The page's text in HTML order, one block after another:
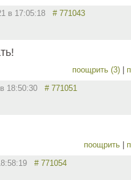
в 17:05:18 # 771043
поощрить (3)
18:50:30 # 771051
поощрить
# 771054